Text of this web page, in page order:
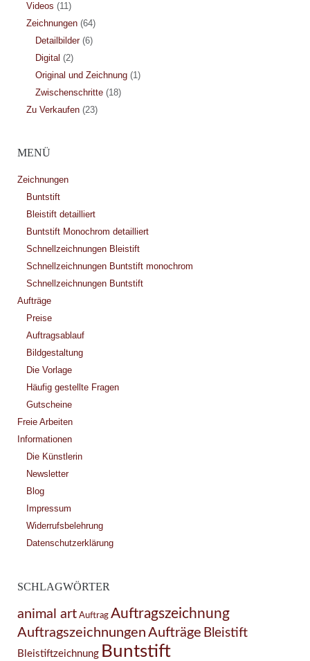
Videos (11)
Zeichnungen(64)
Detailbilder(6)
Digital (2)
Original und Zeichnung(1)
Zwischenschritte(18)
Zu Verkaufen(23)
MENÜ
Zeichnungen
Buntstift
Bleistift detailliert
Buntstift Monochrom detailliert
Schnellzeichnungen Bleistift
Schnellzeichnungen Buntstift monochrom
Schnellzeichnungen Buntstift
Aufträge
Preise
Auftragsablauf
Bildgestaltung
Die Vorlage
Häufig gestellte Fragen
Gutscheine
Freie Arbeiten
Informationen
Die Künstlerin
Newsletter
Blog
Impressum
Widerrufsbelehrung
Datenschutzerklärung
SCHLAGWÖRTER
animal art Auftrag Auftragszeichnung
Auftragszeichnungen Aufträge Bleistift
Bleistiftzeichnung Buntstift